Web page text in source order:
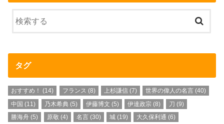
タグ
おすすめ！ (14) フランス (8) 上杉謙信(7) 世界の偉人の名言 (40)
中国 (11) 乃木希典(5) 伊藤博文 (5) 伊達政宗 (8) 刀 (9)
勝海舟 (5) 原敬 (4) 名言(30) 城 (19) 大久保利通 (6)